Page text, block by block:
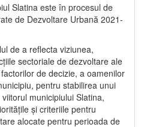
Slatina este în procesul de
de Dezvoltare Urbană 2021‐
de a reflecta viziunea,
sectoriale de dezvoltare ale
de decizie, a oamenilor
pentru stabilirea unui
municipiului Slatina,
și criteriile pentru
alocate pentru perioada de